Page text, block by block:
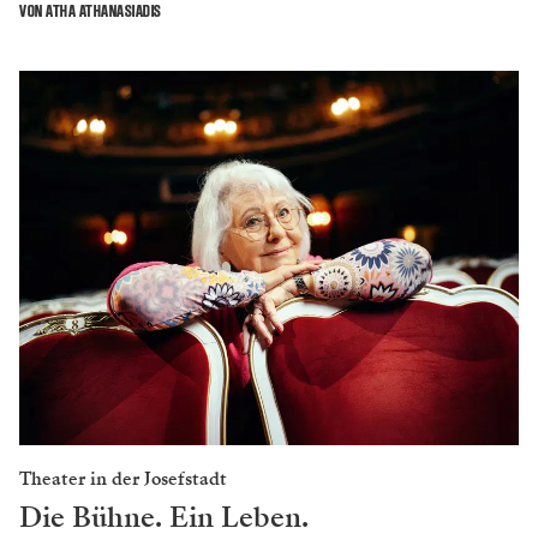
VON ATHA ATHANASIADIS
Theater in der Josefstadt
Die Bühne. Ein Leben.